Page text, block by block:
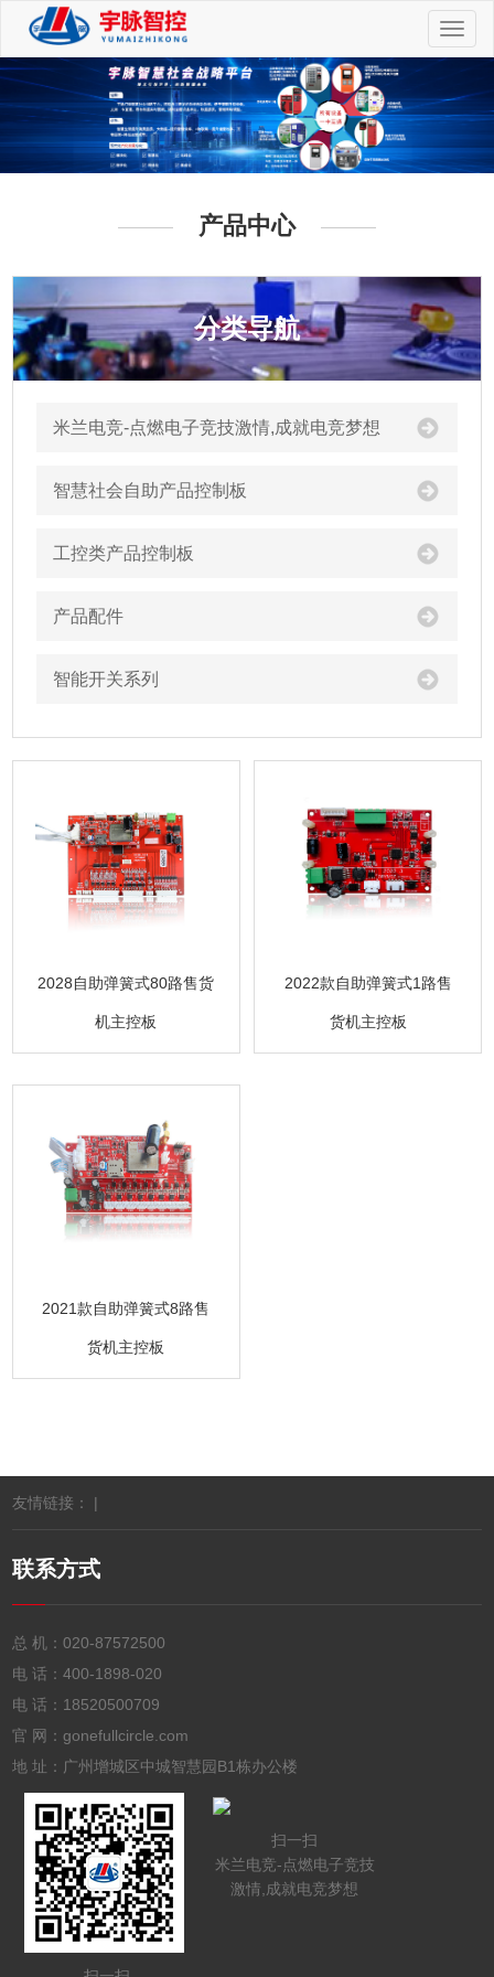
切
换
航
产品中心
分类导航
米兰电竞-点燃电子竞技激情,成就电竞梦想
智慧社会自助产品控制板
工控类产品控制板
产品配件
智能开关系列
2028自助弹簧式80路售货
机主控板
2022款自助弹簧式1路售
货机主控板
2021款自助弹簧式8路售
货机主控板
友情链接： |
联系方式
总 机：020-87572500
电 话：400-1898-020
电 话： 18520500709
官 网：gonefullcircle.com
地 址：广州增城区中城智慧园B1栋办公楼
扫一扫
米兰电竞-点燃电子竞技
激情,成就电竞梦想